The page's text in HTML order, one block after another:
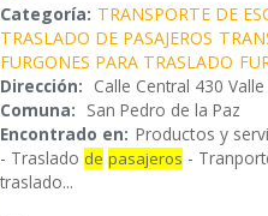
Categoría: TRANSPORTE DE
TRASLADO DE PASAJEROS
FURGONES PARA TRASLADO
Dirección: Calle Central 430
Comuna: San Pedro de la Paz
Encontrado en: Productos y
- Traslado de pasajeros -
traslado...